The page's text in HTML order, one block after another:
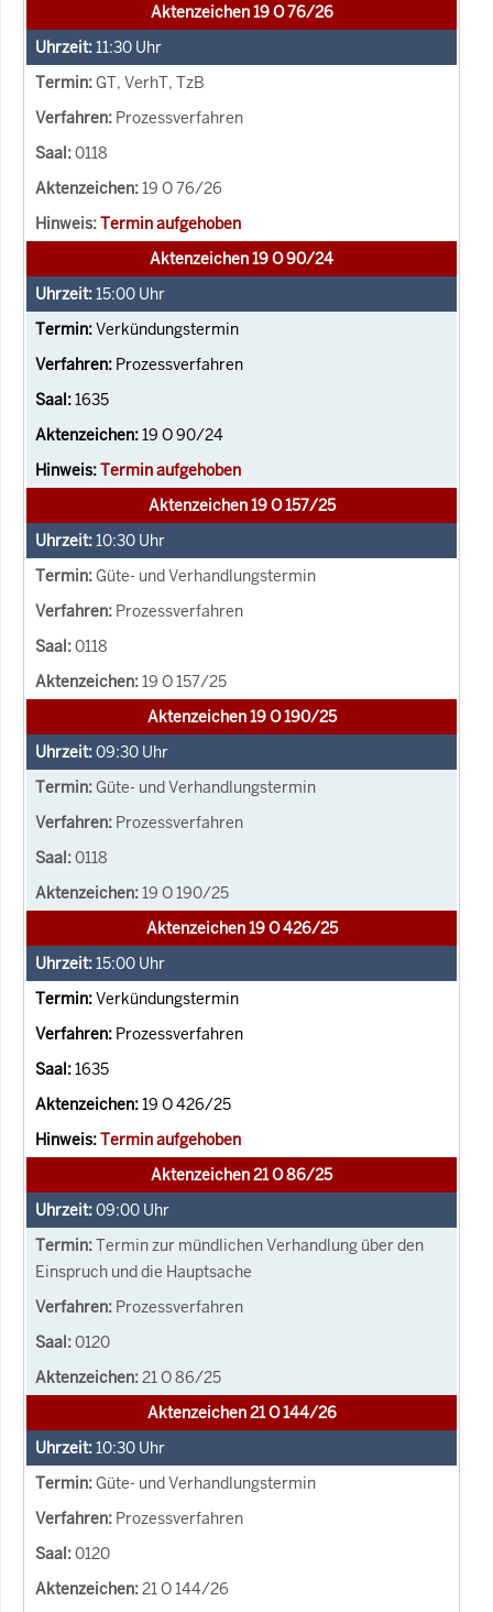
Aktenzeichen 19 O 76/26
11:30 Uhr
GT, VerhT, TzB
Prozessverfahren
0118
19 O 76/26
Termin aufgehoben
Aktenzeichen 19 O 90/24
15:00 Uhr
Verkündungstermin
Prozessverfahren
1635
19 O 90/24
Termin aufgehoben
Aktenzeichen 19 O 157/25
10:30 Uhr
Güte- und Verhandlungstermin
Prozessverfahren
0118
19 O 157/25
Aktenzeichen 19 O 190/25
09:30 Uhr
Güte- und Verhandlungstermin
Prozessverfahren
0118
19 O 190/25
Aktenzeichen 19 O 426/25
15:00 Uhr
Verkündungstermin
Prozessverfahren
1635
19 O 426/25
Termin aufgehoben
Aktenzeichen 21 O 86/25
09:00 Uhr
Termin zur mündlichen Verhandlung über den
Einspruch und die Hauptsache
Prozessverfahren
0120
21 O 86/25
Aktenzeichen 21 O 144/26
10:30 Uhr
Güte- und Verhandlungstermin
Prozessverfahren
0120
21 O 144/26